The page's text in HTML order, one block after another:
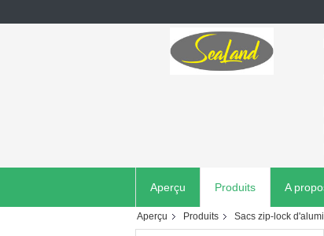
Aperçu Produits A
Aperçu Produits Sacs zip-lock